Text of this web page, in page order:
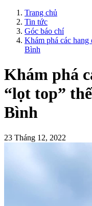
Trang chủ
Tin tức
Góc báo chí
Khám phá các
Bình
Khám phá
“lọt top”
Bình
23 Tháng 12, 2022